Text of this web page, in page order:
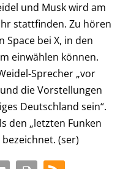
und Musk wird am
stattfinden. Zu hören
Space bei X, in den
einwählen können.
Sprecher „vor
die Vorstellungen
Deutschland sein“.
den „letzten Funken
(ser)